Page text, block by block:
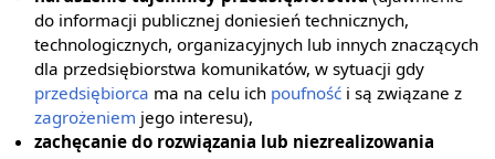
do informacji publicznej doniesień technicznych,
technologicznych, organizacyjnych lub innych znaczących
dla przedsiębiorstwa komunikatów, w sytuacji gdy
przedsiębiorca ma na celu ich poufność i są związane z
zagrożeniem jego interesu),
zachęcanie do rozwiązania lub niezrealizowania